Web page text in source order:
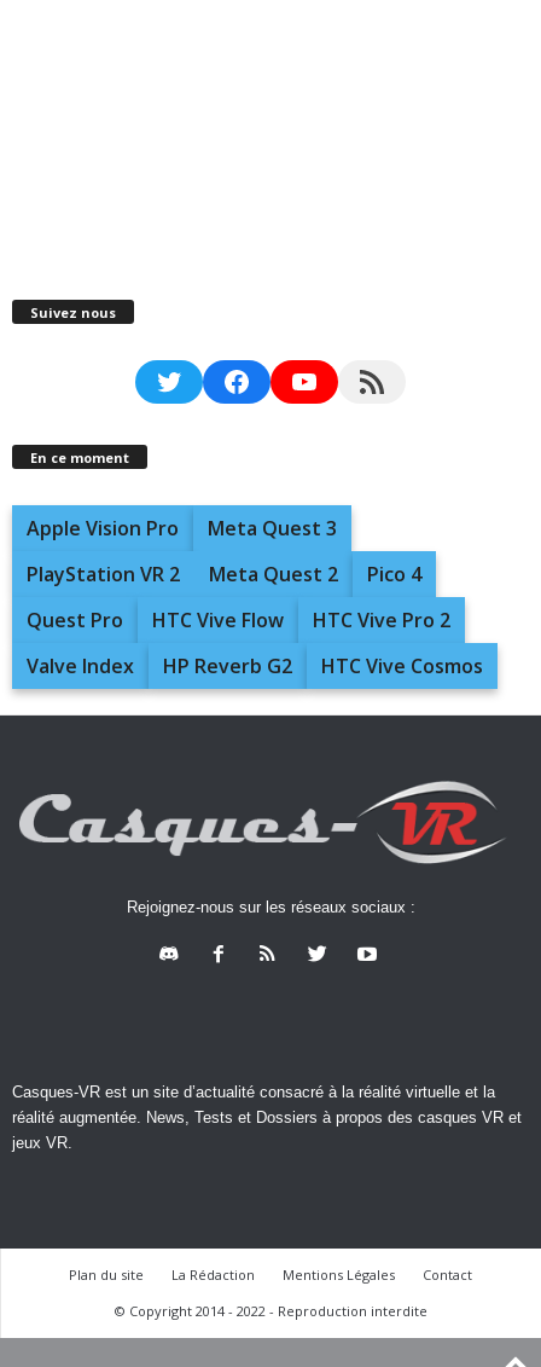
Suivez nous
TwitterFacebookYouTubeRSS Feed
En ce moment
Apple Vision Pro
Meta Quest 3
PlayStation VR 2
Meta Quest 2
Pico 4
Quest Pro
HTC Vive Flow
HTC Vive Pro 2
Valve Index
HP Reverb G2 HTC Vive Cosmos
Rejoignez-nous sur les réseaux sociaux :
Casques-VR est un site d’actualité consacré à la réalité virtuelle et la
réalité augmentée. News, Tests et Dossiers à propos des casques VR et
jeux VR.
Plan du site La Rédaction Mentions Légales
Contact
© Copyright 2014 - 2022 - Reproduction interdite